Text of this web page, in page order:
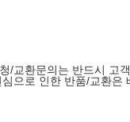
/교환문의는 반드시 고
으로 인한 반품/교환은